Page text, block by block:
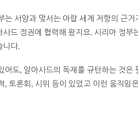
서양과 맞서는 아랍 세계 저항의 근
드 정권에 협력해 왔지요. 시리아 정부
니다.
도, 알아사드의 독재를 규탄하는 것
토론회, 시위 등이 있었고 이런 움직임